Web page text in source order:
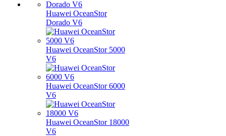
Huawei OceanStor
Dorado V6
Huawei OceanStor 5000
V6
Huawei OceanStor 6000
V6
Huawei OceanStor 18000
V6